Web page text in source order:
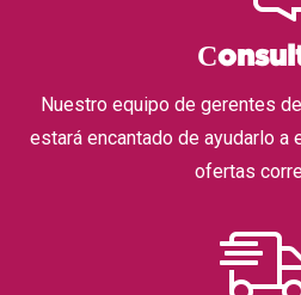
Nuestro equipo de gerentes
estará encantado de ayudarlo a
ofertas